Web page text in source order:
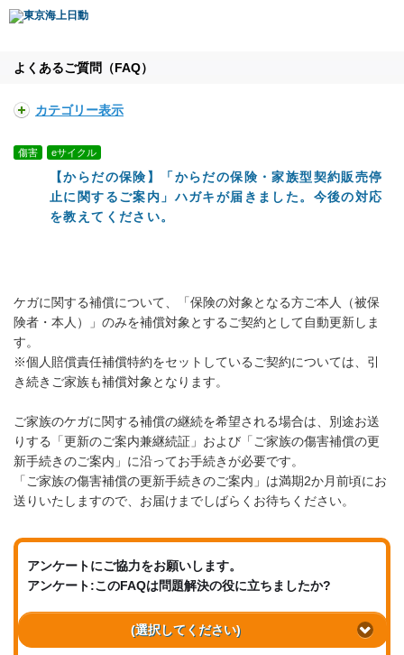
よくあるご質問（FAQ）
カテゴリー表示
傷害 eサイクル
【からだの保険】「からだの保険・家族型契約販売停
止に関するご案内」ハガキが届きました。今後の対応
を教えてください。
ケガに関する補償について、「保険の対象となる方ご本人（被保
険者・本人）」のみを補償対象とするご契約として自動更新しま
す。
※個人賠償責任補償特約をセットしているご契約については、引
き続きご家族も補償対象となります。
ご家族のケガに関する補償の継続を希望される場合は、別途お送
りする「更新のご案内兼継続証」および「ご家族の傷害補償の更
新手続きのご案内」に沿ってお手続きが必要です。
「ご家族の傷害補償の更新手続きのご案内」は満期2か月前頃にお
送りいたしますので、お届けまでしばらくお待ちください。
アンケートにご協力をお願いします。
アンケート:このFAQは問題解決の役に立ちましたか?
(選択してください)